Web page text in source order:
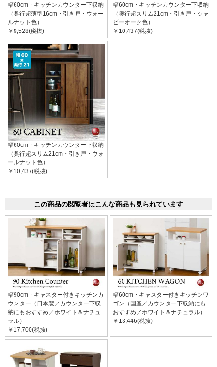
幅60cm・キッチンカウンター下収納
（奥行超薄型16cm・引き戸・ウォー
ルナット色）
￥9,528(税抜)
幅60cm・キッチンカウンター下収納
（奥行超スリム21cm・引き戸・シャ
ビーオーク色）
￥10,437(税抜)
幅60cm・キッチンカウンター下収納
（奥行超スリム21cm・引き戸・ウォ
ールナット色）
￥10,437(税抜)
この商品の閲覧者はこんな商品も見られています
幅90cm・キャスター付きキッチンカ
ウンター（日本製／カウンター下収
納にもおすすめ／ホワイト＆ナチュ
ラル）
￥17,700(税抜)
幅60cm・キャスター付きキッチンワ
ゴン（国産／カウンター下収納にも
おすすめ／ホワイト＆ナチュラル）
￥13,446(税抜)